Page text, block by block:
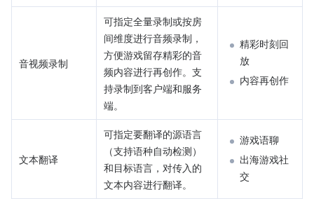
音视频录制
可指定全量录制或按房
间维度进行音频录制，
方便游戏留存精彩的音
频内容进行再创作。支
持录制到客户端和服务
端。
精彩时刻回
放
内容再创作
文本翻译
可指定要翻译的源语言
（支持语种自动检测）
和目标语言，对传入的
文本内容进行翻译。
游戏语聊
出海游戏社
交